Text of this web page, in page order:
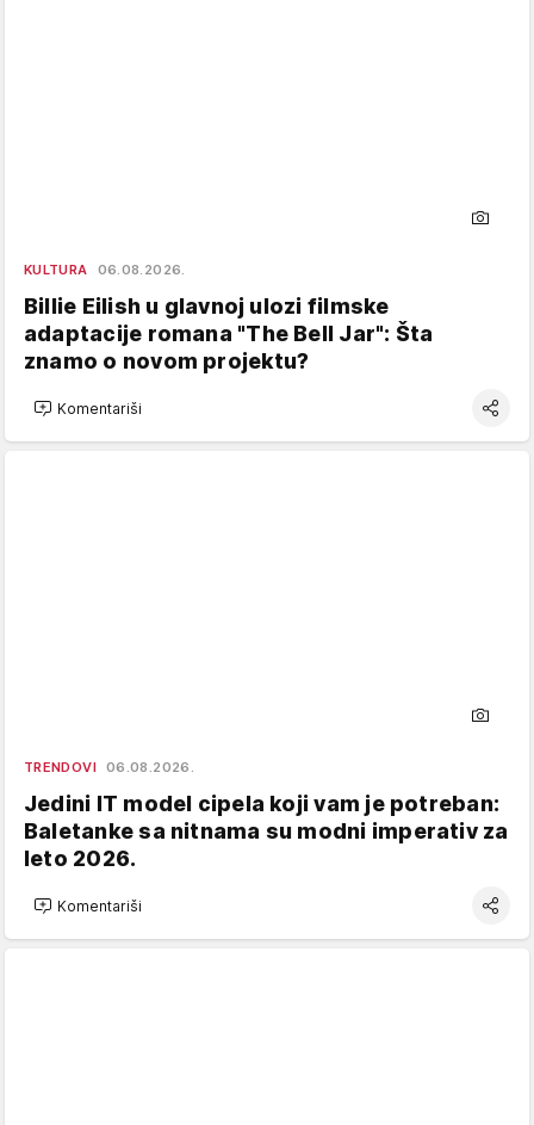
KULTURA 06.08.2026.
Billie Eilish u glavnoj ulozi filmske
adaptacije romana "The Bell Jar": Šta
znamo o novom projektu?
Komentariši
TRENDOVI 06.08.2026.
Jedini IT model cipela koji vam je potreban:
Baletanke sa nitnama su modni imperativ za
leto 2026.
Komentariši